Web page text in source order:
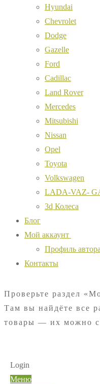
Hyundai
Chevrolet
Dodge
Gazelle
Ford
Cadillac
Land Rover
Mercedes
Mitsubishi
Nissan
Opel
Toyota
Volkswagen
LADA-VAZ-
3d Колеса
Блог
Мой аккаунт
Профиль автора
Контакты
Проверьте раздел
Там вы найдёте все
товары — их можно
Login
Меню